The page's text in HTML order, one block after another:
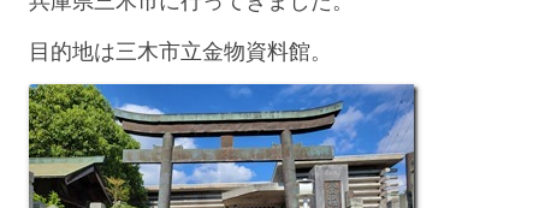
目的地は三木市立金物資料館。